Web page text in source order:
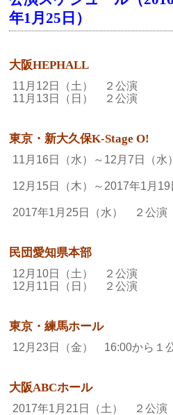
年1月25日）
大阪HEPHALL
11月12日（土） ２公演
11月13日（日） ２公演
東京・新大久保K-Stage O!
11月16日（水）～12月7日（
12月15日（木）～2017年1月
2017年1月25日（水） ２公演
民団愛知県本部
12月10日（土） ２公演
12月11日（日） ２公演
東京・練馬ホール
12月23日（金） 16:00から１
大阪ABCホール
2017年1月21日（土） ２公演